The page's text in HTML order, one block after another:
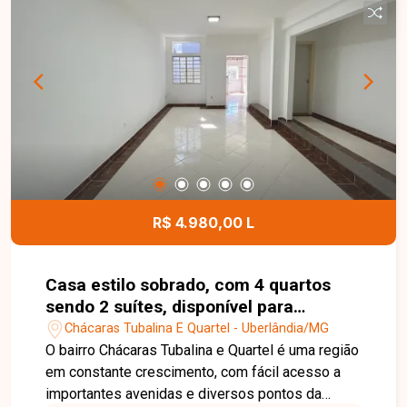
banheiro de apoio e garagem, além de espaço
para estacionamento de veículos. No pavimento
superior, dispõe de sala íntima com sacada e 03
suítes, sendo 02 com closet e sacada,
oferecendo conforto, privacidade e
funcionalidade para toda a família. Esta é uma
excelente oportunidade para quem busca um
imóvel amplo, moderno e com excelente área de
lazer no bairro Tubalina. Agende uma visita e
venha conhecer todos os detalhes desta casa.
R$ 4.980,00 L
Casa estilo sobrado, com 4 quartos
sendo 2 suítes, disponível para
locação no bairro Chácaras Tubalina e
Quartel em Uberlândia-MG
Chácaras Tubalina E Quartel - Uberlândia/MG
O bairro Chácaras Tubalina e Quartel é uma região
em constante crescimento, com fácil acesso a
importantes avenidas e diversos pontos da